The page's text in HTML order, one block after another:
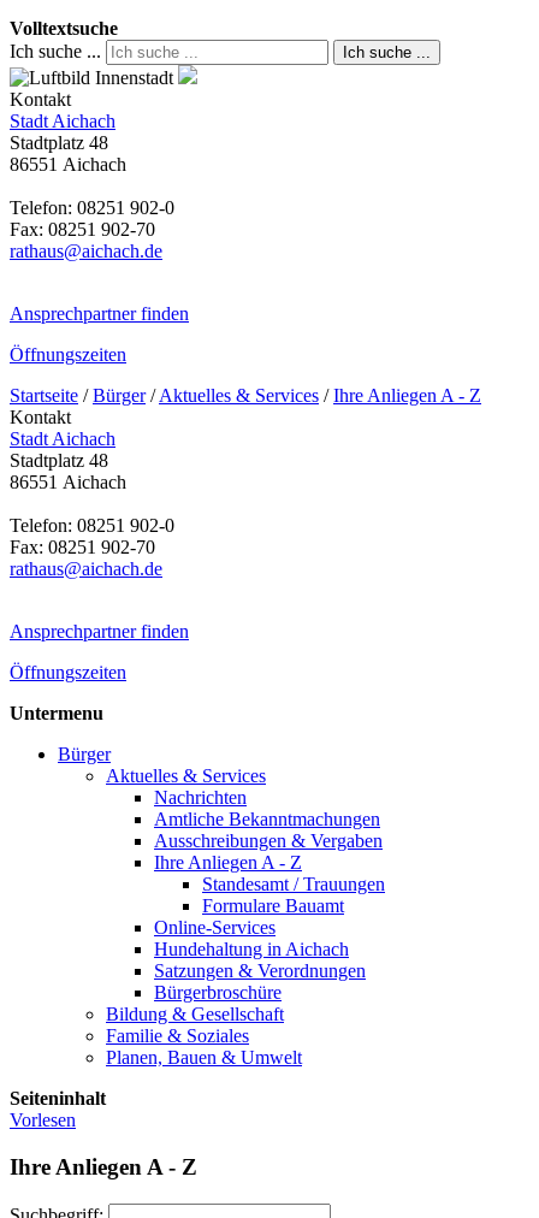
Volltextsuche
Ich suche ...
Ich suche ...
Kontakt
Stadt Aichach
Stadtplatz 48
86551 Aichach
Telefon: 08251 902-0
Fax: 08251 902-70
rathaus@aichach.de
Ansprechpartner finden
Öffnungszeiten
Startseite /Bürger/Aktuelles & Services /Ihre Anliegen A - Z
Kontakt
Stadt Aichach
Stadtplatz 48
86551 Aichach
Telefon: 08251 902-0
Fax: 08251 902-70
rathaus@aichach.de
Ansprechpartner finden
Öffnungszeiten
Untermenu
Bürger
Aktuelles & Services
Nachrichten
Amtliche Bekanntmachungen
Ausschreibungen & Vergaben
Ihre Anliegen A - Z
Standesamt / Trauungen
Formulare Bauamt
Online-Services
Hundehaltung in Aichach
Satzungen & Verordnungen
Bürgerbroschüre
Bildung & Gesellschaft
Familie & Soziales
Planen, Bauen & Umwelt
Seiteninhalt
Vorlesen
Ihre Anliegen A - Z